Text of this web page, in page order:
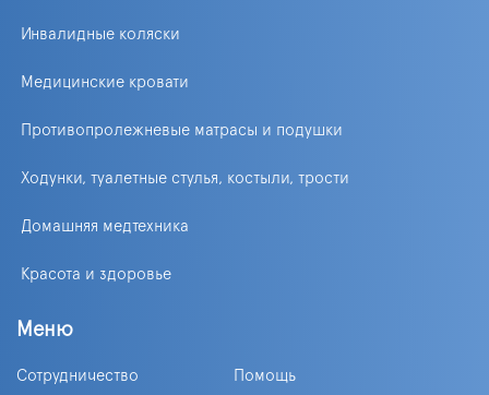
Инвалидные коляски
Медицинские кровати
Противопролежневые матрасы и подушки
Ходунки, туалетные стулья, костыли, трости
Домашняя медтехника
Красота и здоровье
Меню
Сотрудничество Помощь